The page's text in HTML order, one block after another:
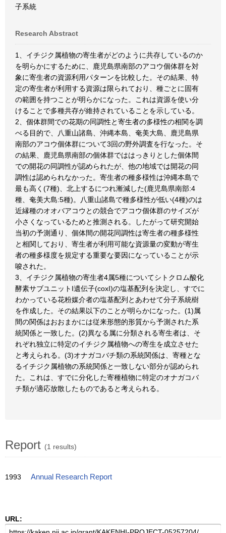
子系統
Research Abstract
1、イチジク属植物の寄生者がどのように共存しているのか
を明らかにするために、鹿児島県南部のアコウ個体群を対
象に寄生者の資源利用パターンを比較した。その結果、特
定の寄生者が利用する資源は限られており、種ごとに固有
の範囲を持つことが明らかになった。これは資源を使い分
けることで多種共存が維持されていることを示している。
2、個体群間での花期の同調性と寄生者の多様性の相関を調
べる目的で、八重山諸島、沖縄本島、奄美大島、鹿児島県
南部のアコウ個体群について3回の野外調査を行なった。そ
の結果、鹿児島県南部の個体群でははっきりとした個体間
での開花の同調性が認められたが、他の地域では開花の同
調性は認められなかった。寄生者の種多様性は沖縄本島で
最も高く(7種)、北上するにつれ漸減した(鹿児島県南部:4
種、奄美大島:5種)。八重山諸島で種多様性が低い(4種)のは
近縁種のオオバアコウとの競合でアコウ個体群のサイズが
小さくなっているためと推測される。したがって研究開始
当初の予測通り、個体間の開花同調性は寄生者の種多様性
と相関しており、寄生者が利用可能な資源量の変動が寄生
者の種多様度を規定する重要な要因になっていることが示
唆された。
3、イチジク属植物の寄生者4属5種についてシトクロム酸化
酵素サブユニットI遺伝子(coxI)の塩基配列を決定し、すでに
わかっている花粉媒介者の塩基配列とあわせて分子系統樹
を作成した。その結果以下のことが明らかになった。(1)属
間の関係はおおまかには従来形態的形質から予測された系
統関係と一致した。(2)異なる属に分類される寄生者は、そ
れぞれ独立に特定のイチジク属植物への寄生を成立させた
と考えられる。(3)オナガコバチ類の系統関係は、寄種とな
るイチジク属植物の系統関係と一致しない部分が認められ
た。これは、すでに分化した寄種植物に特定のオナガコバ
チ類が適応放散したものであると考えられる。
Report (1 results)
1993 Annual Research Report
URL: